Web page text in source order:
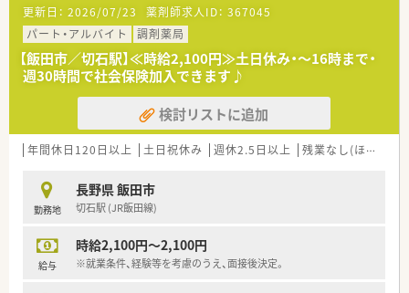
更新日： 2026/07/23 薬剤師求人ID： 367045
パート・アルバイト
調剤薬局
【飯田市／切石駅】≪時給2,100円≫土日休み・～16時まで・
週30時間で社会保険加入できます♪
検討リストに追加
年間休日120日以上 土日祝休み 週休2.5日以上 残業なし(ほぼなし含む)
勤務地
長野県 飯田市
切石駅 (JR飯田線)
給与
時給2,100円～2,100円
※就業条件、経験等を考慮のうえ、面接後決定。